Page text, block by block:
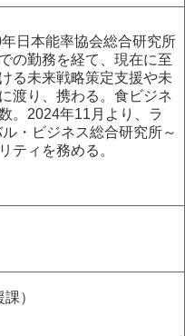
日本能率協会総合研究所
の勤務を経て、現在に至
る未来戦略策定支援や未
渡り、携わる。食ビジネ
。 2024年11 月より、ラ
ル・ビジネス総合研究所～
ティを務める。
）